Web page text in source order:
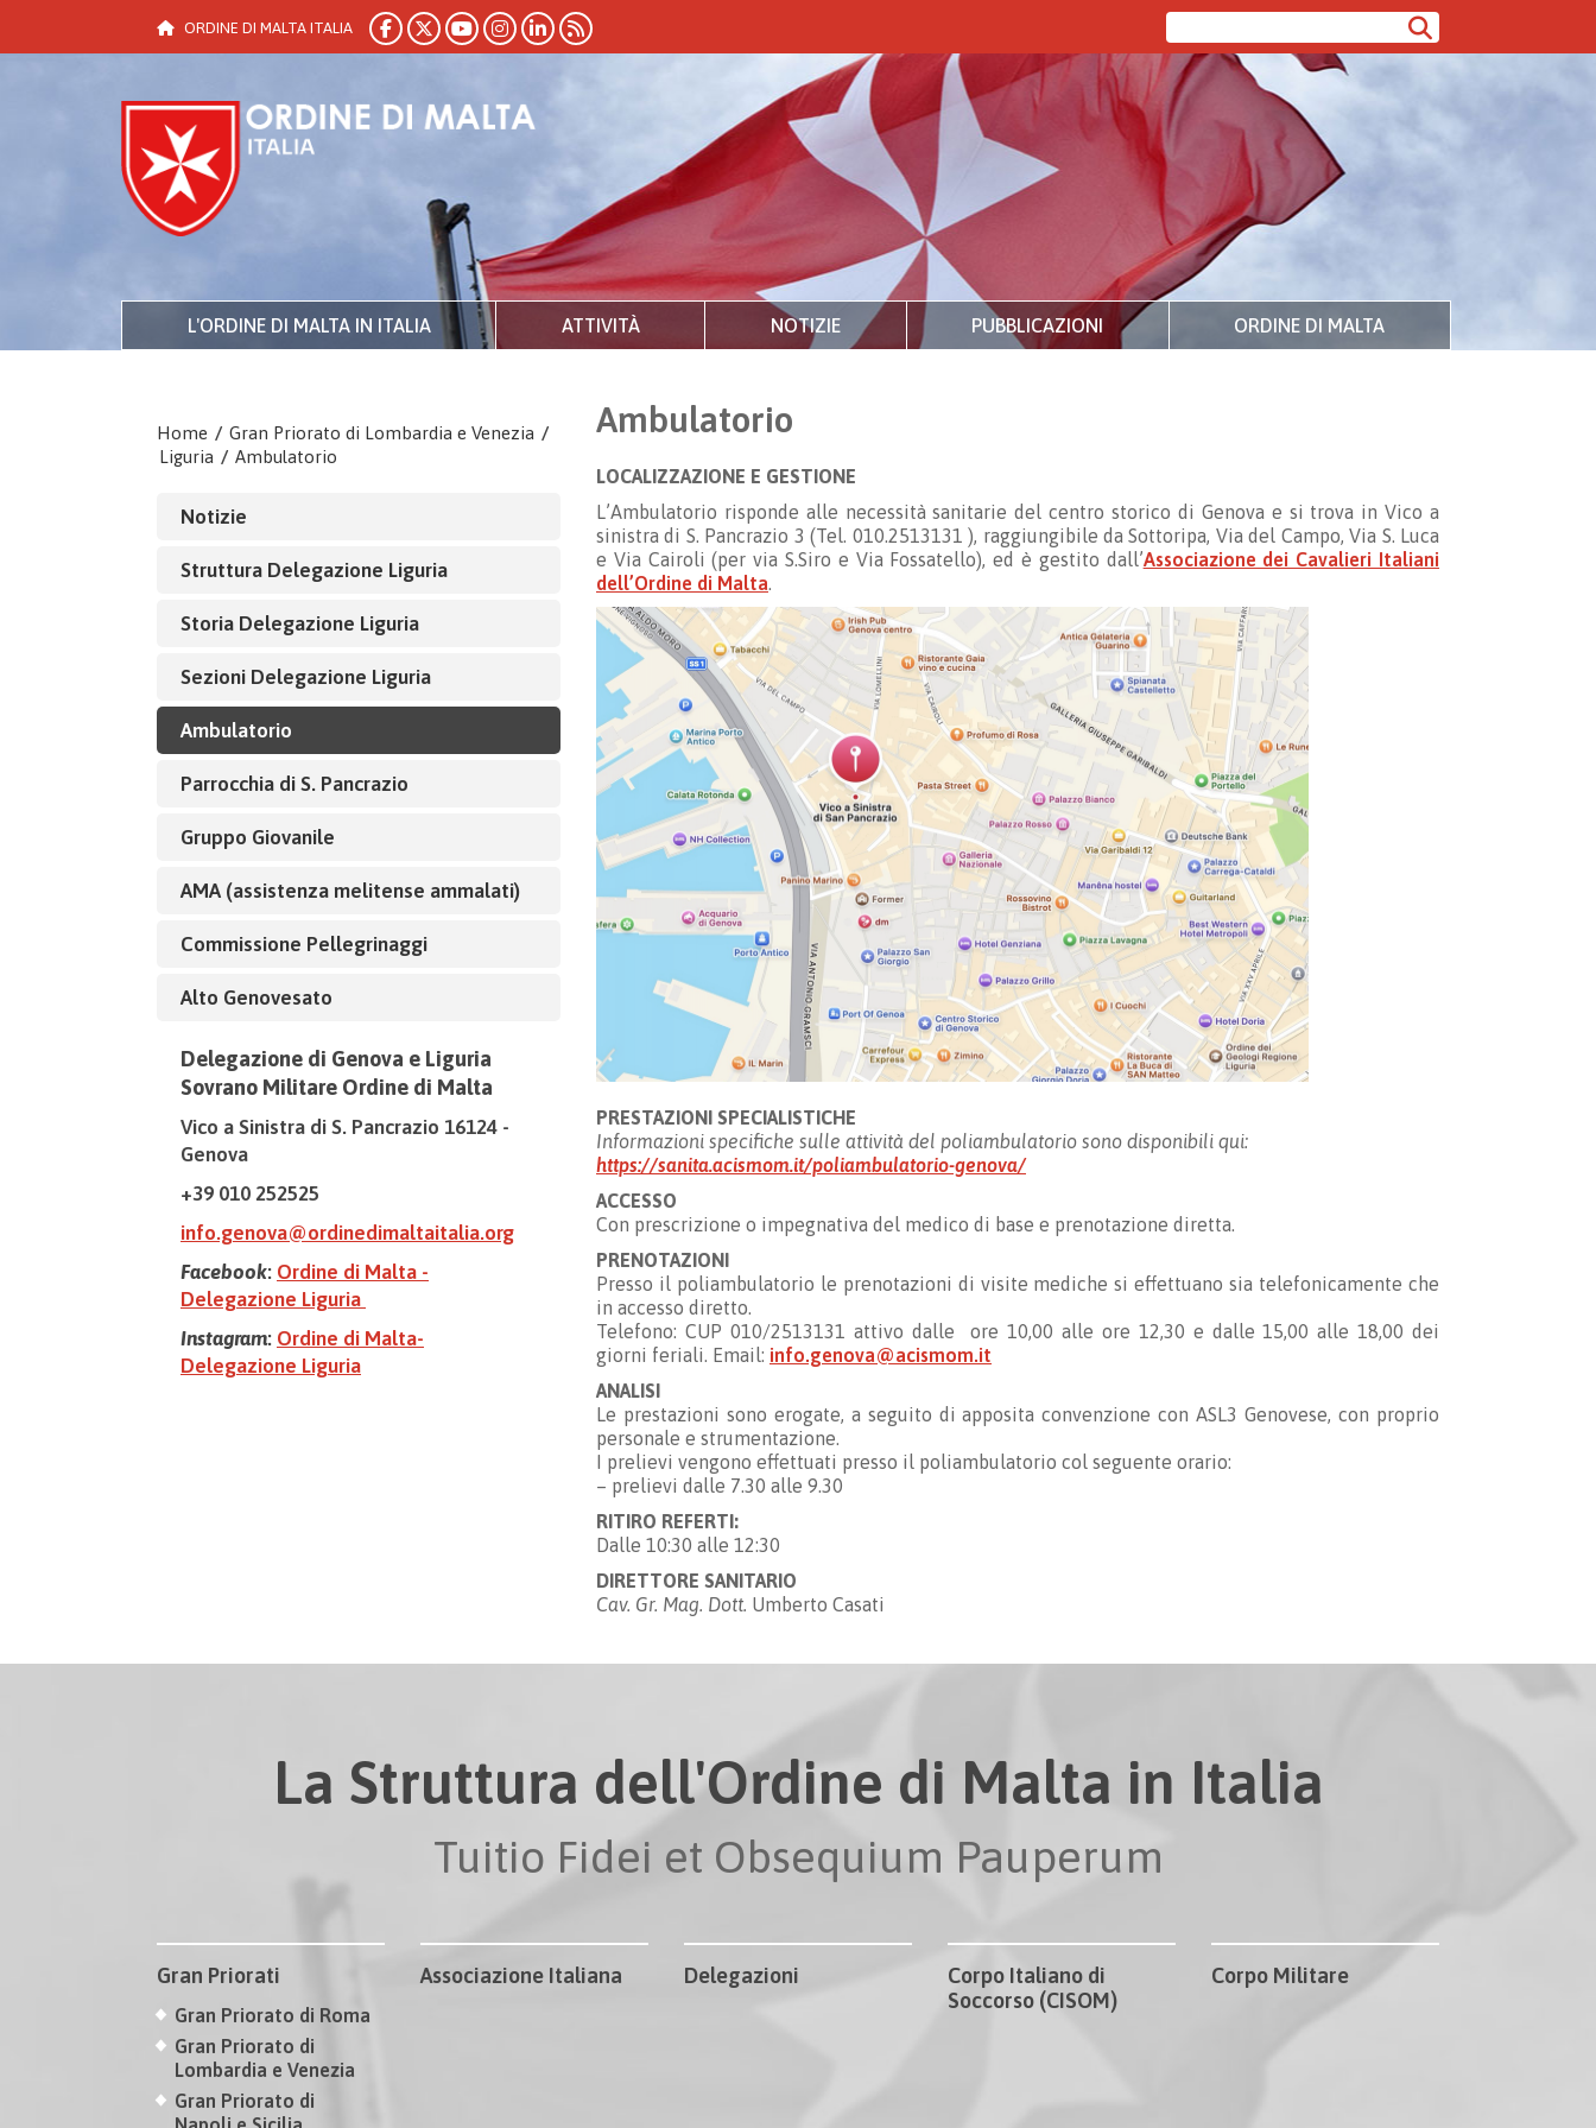
ORDINE DI MALTA ITALIA
L'ORDINE DI MALTA IN ITALIA ATTIVITÀ NOTIZIE PUBBLICAZIONI ORDINE DI MALTA
Home / Gran Priorato di Lombardia e Venezia /
Liguria / Ambulatorio
Notizie
Struttura Delegazione Liguria
Storia Delegazione Liguria
Sezioni Delegazione Liguria
Ambulatorio
Parrocchia di S. Pancrazio
Gruppo Giovanile
AMA (assistenza melitense ammalati)
Commissione Pellegrinaggi
Alto Genovesato
Delegazione di Genova e Liguria
Sovrano Militare Ordine di Malta
Vico a Sinistra di S. Pancrazio 16124 -
Genova
+39 010 252525
info.genova@ordinedimaltaitalia.org
Facebook: Ordine di Malta -
Delegazione Liguria
Instagram: Ordine di Malta-
Delegazione Liguria
Ambulatorio
LOCALIZZAZIONE E GESTIONE
L’Ambulatorio risponde alle necessità sanitarie del centro storico di Genova e si trova in Vico a
sinistra di S. Pancrazio 3 (Tel. 010.2513131 ), raggiungibile da Sottoripa, Via del Campo, Via S. Luca
e Via Cairoli (per via S.Siro e Via Fossatello), ed è gestito dall’Associazione dei Cavalieri Italiani
dell’Ordine di Malta.
PRESTAZIONI SPECIALISTICHE
Informazioni specifiche sulle attività del poliambulatorio sono disponibili qui:
https://sanita.acismom.it/poliambulatorio-genova/
ACCESSO
Con prescrizione o impegnativa del medico di base e prenotazione diretta.
PRENOTAZIONI
Presso il poliambulatorio le prenotazioni di visite mediche si effettuano sia telefonicamente che
in accesso diretto.
Telefono: CUP 010/2513131 attivo dalle ore 10,00 alle ore 12,30 e dalle 15,00 alle 18,00 dei
giorni feriali. Email: info.genova@acismom.it
ANALISI
Le prestazioni sono erogate, a seguito di apposita convenzione con ASL3 Genovese, con proprio
personale e strumentazione.
I prelievi vengono effettuati presso il poliambulatorio col seguente orario:
– prelievi dalle 7.30 alle 9.30
RITIRO REFERTI:
Dalle 10:30 alle 12:30
DIRETTORE SANITARIO
Cav. Gr. Mag. Dott. Umberto Casati
La Struttura dell'Ordine di Malta in Italia
Tuitio Fidei et Obsequium Pauperum
Gran Priorati
Gran Priorato di Roma
Gran Priorato di
Lombardia e Venezia
Gran Priorato di
Associazione Italiana Delegazioni
Corpo Italiano di
Soccorso (CISOM)
Corpo Militare